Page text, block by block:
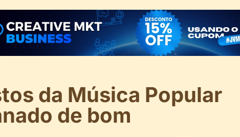
da Música Popular
de bom